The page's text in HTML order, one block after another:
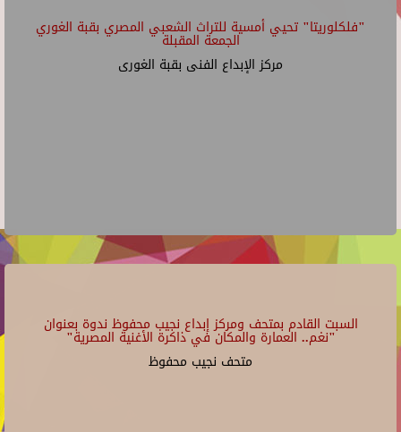
"فلكلوريتا" تحيي أمسية للتراث الشعبي المصري بقبة الغوري
الجمعة المقبلة
مركز الإبداع الفنى بقبة الغورى
السبت القادم بمتحف ومركز إبداع نجيب محفوظ ندوة بعنوان
"نغم.. العمارة والمكان في ذاكرة الأغنية المصرية"
متحف نجيب محفوظ